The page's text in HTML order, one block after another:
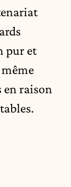
pur et
en raison